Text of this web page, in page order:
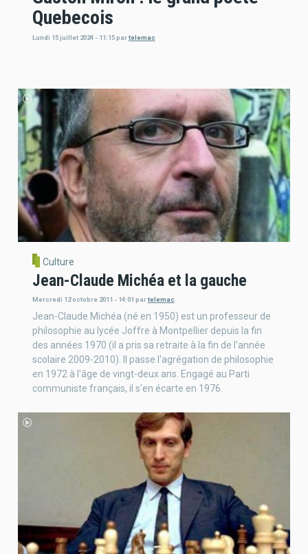
Quebecois
Lundi 15 juillet 2024 - 11:15 partelemac
Culture
Jean-Claude Michéa et la gauche
Mercredi 12 octobre 2011 - 14:01 partelemac
Jean-Claude Michéa (né en 1950) est un professeur de
philosophie au lycée Joffre à Montpellier depuis la fin
des années 1970 (il a pris sa retraite à la fin de l'année
scolaire 2009-2010). Il passe l'agrégation de philosophie
en 1972 à l'âge de vingt-deux ans. Engagé au Parti
communiste français, il s'en écarte en 1976.